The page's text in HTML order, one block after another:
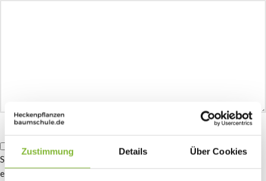
Zustimmung Details Über Cookies
dit
veld
leeg
Mit der Nutzung dieses Formulars erklären Sie sich mit der
Speicherung und Verarbeitung Ihrer Daten durch Haag-Planten.de
einverstanden. Ihre Angaben werden nur zur Beantwortung Ihrer